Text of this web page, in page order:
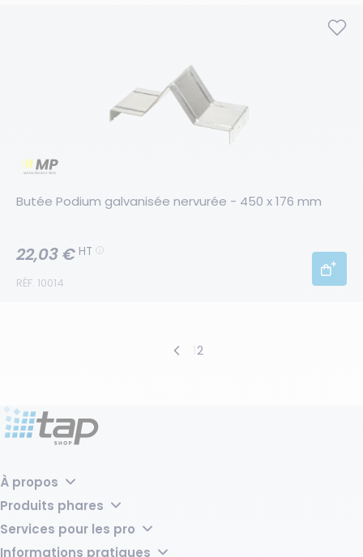
Butée Podium galvanisée nervurée - 450 x 176 mm
RÉF. 10014
22,03 € HT
Produits précédents
2Produits suivants
À propos
Pourquoi choisir TAP Shop ?
Tap Groupe
Produits phares
Transpalette manuel laqué – 2500 kg, fourches 540 mm
Bac de rétention acier pour 2 fûts avec caillebotis - 220 litres
Sabot de Protection - L168xl315xH400 mm
Services pour les pro
Vos produits sur mesure
Informations pratiques